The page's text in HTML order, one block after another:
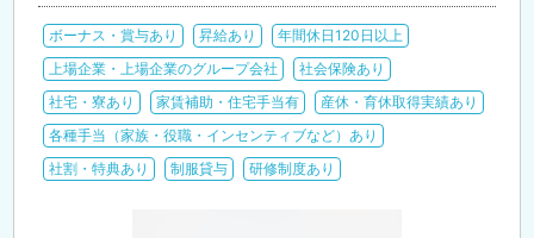
ボーナス・賞与あり 昇給あり
年間休日120日以上
上場企業・上場企業のグループ会社
社会保険あり
社宅・寮あり
家賃補助・住宅手当有
産休・育休取得実績あり
各種手当（家族・役職・インセンティブなど）あり
社割・特典あり
制服貸与 研修制度あり